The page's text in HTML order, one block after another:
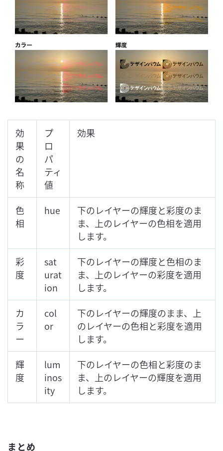
効
果
の
名
称
プ
ロ
パ
ティ
値
効果
色
相
hue
下のレイヤーの輝度と彩度のま
ま、上のレイヤーの色相を適用
します。
彩
度
sat
urat
ion
下のレイヤーの輝度と色相のま
ま、上のレイヤーの彩度を適用
します。
カ
ラ
ー
col
or
下のレイヤーの輝度のまま、上
のレイヤーの色相と彩度を適用
します。
輝
度
lum
inos
ity
下のレイヤーの色相と彩度のま
ま、上のレイヤーの輝度を適用
します。
まとめ